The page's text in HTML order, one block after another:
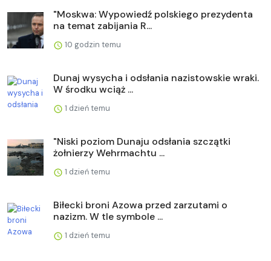
"Moskwa: Wypowiedź polskiego prezydenta
na temat zabijania R...
10 godzin temu
Dunaj wysycha i odsłania nazistowskie wraki.
W środku wciąż ...
1 dzień temu
"Niski poziom Dunaju odsłania szczątki
żołnierzy Wehrmachtu ...
1 dzień temu
Biłecki broni Azowa przed zarzutami o
nazizm. W tle symbole ...
1 dzień temu